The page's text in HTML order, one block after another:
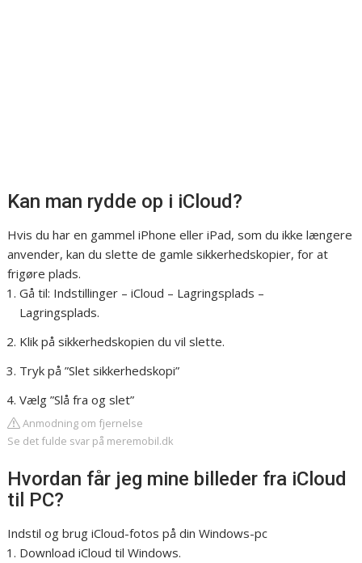
Kan man rydde op i iCloud?
Hvis du har en gammel iPhone eller iPad, som du ikke længere
anvender, kan du slette de gamle sikkerhedskopier, for at
frigøre plads.
Gå til: Indstillinger – iCloud – Lagringsplads –
Lagringsplads.
Klik på sikkerhedskopien du vil slette.
Tryk på ”Slet sikkerhedskopi”
Vælg ”Slå fra og slet”
Anmodning om fjernelse
Se det fulde svar på meremobil.dk
Hvordan får jeg mine billeder fra iCloud
til PC?
Indstil og brug iCloud-fotos på din Windows-pc
Download iCloud til Windows.